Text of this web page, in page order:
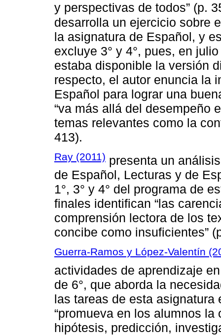
y perspectivas de todos” (p.
desarrolla un ejercicio sobre
la asignatura de Español, y
excluye 3° y 4°, pues, en
estaba disponible la versión
respecto, el autor enuncia la
Español para lograr una
“va más allá del desempeño
temas relevantes como la
413).
Ray (2011) presenta un
de Español, Lecturas y de
1°, 3° y 4° del programa de
finales identifican “las
comprensión lectora de los
concibe como insuficientes”
Guerra-Ramos y López-Valentín
actividades de aprendizaje
de 6°, que aborda la
las tareas de esta asignatura
“promueva en los alumnos
hipótesis, predicción,